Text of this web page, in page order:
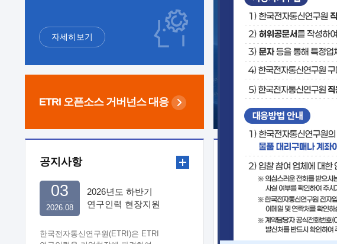
자세히보기
ETRI 오픈소스 거버넌스 대응
공지사항
2026년도 하반기
연구인력 현장지원
한국전자통신연구원(ETRI)은 ETRI
2026.08
03
보도자료